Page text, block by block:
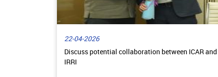
सत्र का किया आयोजन
मशरूम खेती पर प्रशिक्षण का आयोजन
22-04-2026
Discuss potential collaboration between ICAR and
IRRI